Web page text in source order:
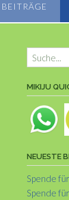
BEITRÄGE
MIKIJU
NEUESTE
Spende
Spende